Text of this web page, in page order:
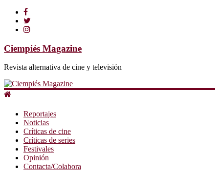
Ciempiés Magazine
Revista alternativa de cine y televisión
Reportajes
Noticias
Críticas de cine
Críticas de series
Festivales
Opinión
Contacta/Colabora